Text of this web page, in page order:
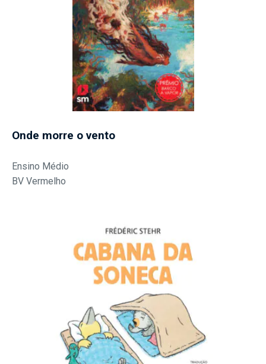
Onde morre o vento
Ensino Médio
BV Vermelho